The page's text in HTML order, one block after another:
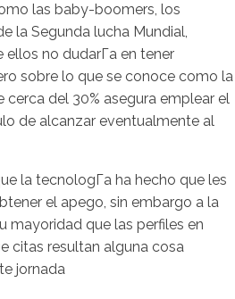
las baby-boomers, los
la Segunda lucha Mundial,
ellos no dudarГ­a en tener
sobre lo que se conoce como la
cerca del 30% asegura emplear el
de alcanzar eventualmente al
la tecnologГ­a ha hecho que les
el apego, sin embargo a la
mayoridad que las perfiles en
citas resultan alguna cosa
jornada